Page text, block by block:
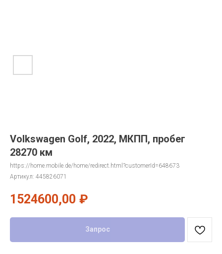
Volkswagen Golf, 2022, МКПП, пробег
28270 км
https://home.mobile.de/home/redirect.html?customerId=648673
Артикул: 445826071
1524600,00 ₽
Запрос